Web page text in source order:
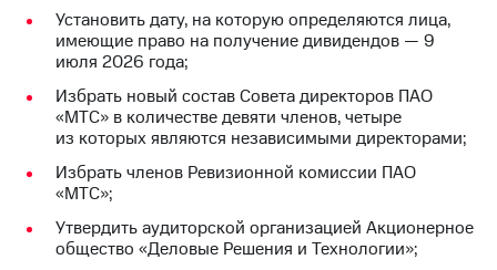
и акционерам
Корпоративное
управление
Корпоративный
секретарь
Раскрытие
информации
Информация
акционерам
Документы
ПАО
Установить дату, на которую определяются лица,
имеющие право на получение дивидендов — 9
июля 2026 года;
Избрать новый состав Совета директоров ПАО
«МТС» в количестве девяти членов, четыре
из которых являются независимыми директорами;
Избрать членов Ревизионной комиссии ПАО
«МТС»;
Утвердить аудиторской организацией Акционерное
общество «Деловые Решения и Технологии»;